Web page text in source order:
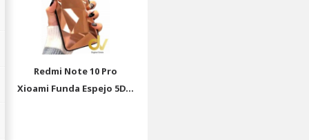
Redmi Note 10 Pro
Xioami Funda Espejo 5D...